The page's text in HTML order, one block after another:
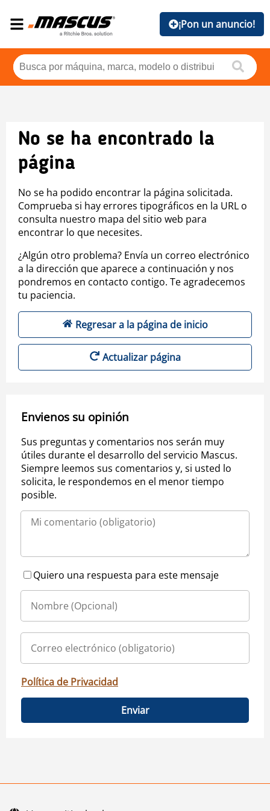
¡Pon un anuncio!
No se ha encontrado la
página
No se ha podido encontrar la página solicitada.
Comprueba si hay errores tipográficos en la URL o
consulta nuestro mapa del sitio web para
encontrar lo que necesites.
¿Algún otro problema? Envía un correo electrónico
a la dirección que aparece a continuación y nos
pondremos en contacto contigo. Te agradecemos
tu paciencia.
Regresar a la página de inicio
Actualizar página
Envienos su opinión
Sus preguntas y comentarios nos serán muy
útiles durante el desarrollo del servicio Mascus.
Siempre leemos sus comentarios y, si usted lo
solicita, le respondemos en el menor tiempo
posible.
Quiero una respuesta para este mensaje
Política de Privacidad
Enviar